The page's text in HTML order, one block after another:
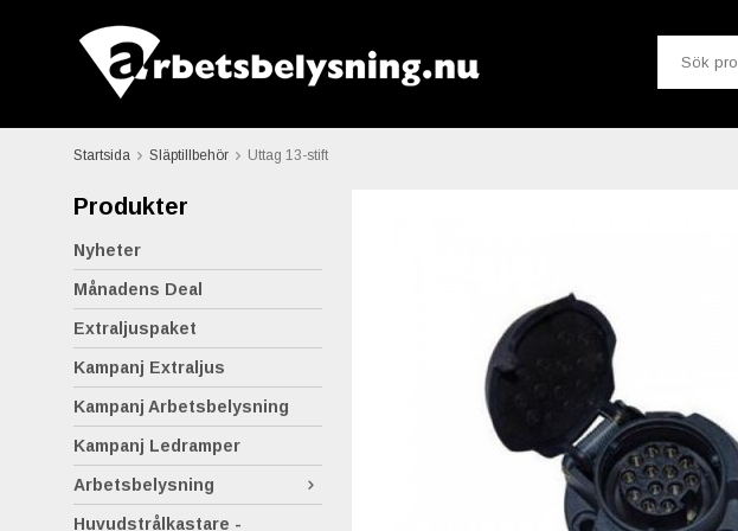
Startsida Släptillbehör Uttag 13-stift
Produkter
Nyheter
Månadens Deal
Extraljuspaket
Kampanj Extraljus
Kampanj Arbetsbelysning
Kampanj Ledramper
Arbetsbelysning
Huvudstrålkastare -